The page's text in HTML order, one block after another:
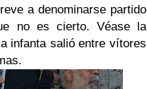
a denominarse partido
no es cierto. Véase la
infanta salió entre vítores